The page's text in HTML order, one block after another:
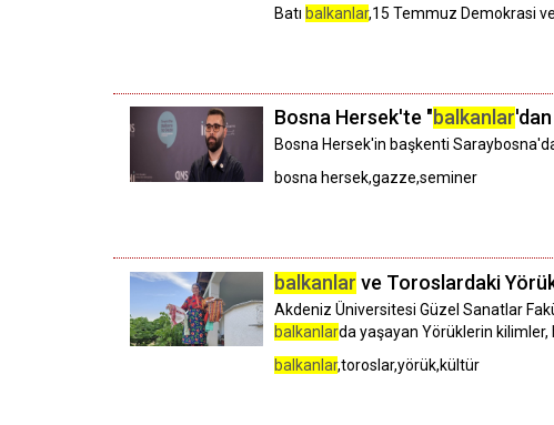
Batı balkanlar,15 Temmuz Demokrasi
Bosna Hersek'te "balkanlar
Bosna Hersek'in başkenti
bosna hersek,gazze,seminer
balkanlar ve Toroslardaki
Akdeniz Üniversitesi Güzel Sanatlar
balkanlarda yaşayan Yörüklerin
balkanlar,toroslar,yörük,kültür